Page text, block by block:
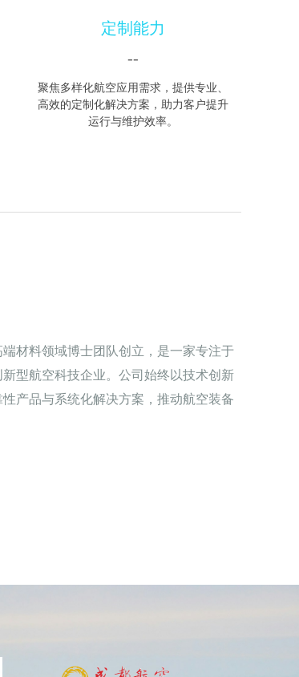
材料领域博士团队创立，是一家专注于
型航空科技企业。公司始终以技术创新
产品与系统化解决方案，推动航空装备
定制能力
--
聚焦多样化航空应用需求，提供专业、
高效的定制化解决方案，助力客户提升
运行与维护效率。